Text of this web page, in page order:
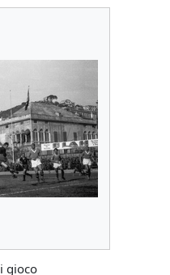
gioco